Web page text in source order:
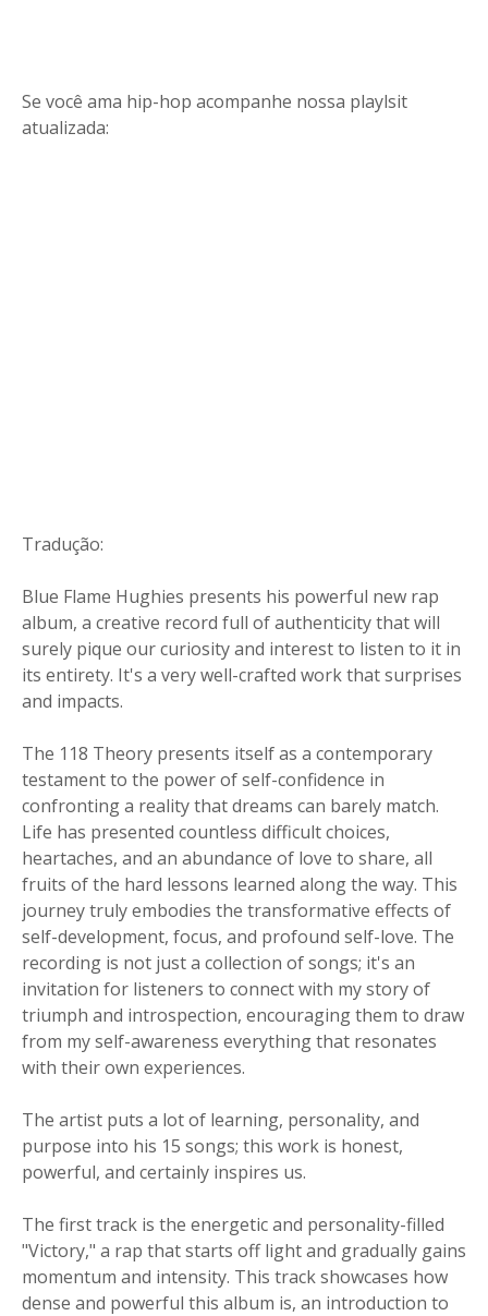
Se você ama hip-hop acompanhe nossa playlsit
atualizada:
Tradução:
Blue Flame Hughies presents his powerful new rap
album, a creative record full of authenticity that will
surely pique our curiosity and interest to listen to it in
its entirety. It's a very well-crafted work that surprises
and impacts.
The 118 Theory presents itself as a contemporary
testament to the power of self-confidence in
confronting a reality that dreams can barely match.
Life has presented countless difficult choices,
heartaches, and an abundance of love to share, all
fruits of the hard lessons learned along the way. This
journey truly embodies the transformative effects of
self-development, focus, and profound self-love. The
recording is not just a collection of songs; it's an
invitation for listeners to connect with my story of
triumph and introspection, encouraging them to draw
from my self-awareness everything that resonates
with their own experiences.
The artist puts a lot of learning, personality, and
purpose into his 15 songs; this work is honest,
powerful, and certainly inspires us.
The first track is the energetic and personality-filled
"Victory," a rap that starts off light and gradually gains
momentum and intensity. This track showcases how
dense and powerful this album is, an introduction to